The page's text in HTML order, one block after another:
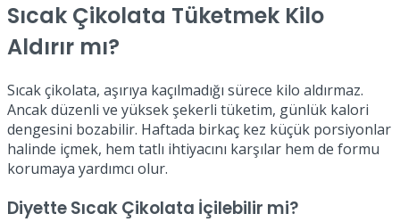
Sıcak Çikolata Tüketmek Kilo
Aldırır mı?
Sıcak çikolata, aşırıya kaçılmadığı sürece kilo aldırmaz.
Ancak düzenli ve yüksek şekerli tüketim, günlük kalori
dengesini bozabilir. Haftada birkaç kez küçük porsiyonlar
halinde içmek, hem tatlı ihtiyacını karşılar hem de formu
korumaya yardımcı olur.
Diyette Sıcak Çikolata İçilebilir mi?